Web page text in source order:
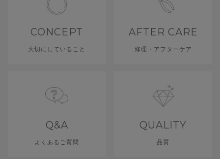
CONCEPT
大切にしていること
AFTER CARE
修理・アフターケア
Q&A
よくあるご質問
QUALITY
品質